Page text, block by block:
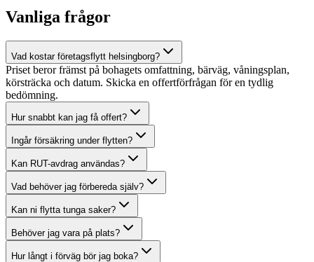
Vanliga frågor
Vad kostar företagsflytt helsingborg?
Priset beror främst på bohagets omfattning, bärväg, våningsplan,
körsträcka och datum. Skicka en offertförfrågan för en tydlig
bedömning.
Hur snabbt kan jag få offert?
Ingår försäkring under flytten?
Kan RUT-avdrag användas?
Vad behöver jag förbereda själv?
Kan ni flytta tunga saker?
Behöver jag vara på plats?
Hur långt i förväg bör jag boka?